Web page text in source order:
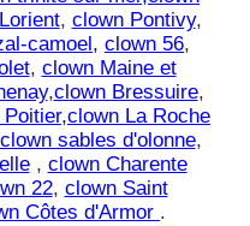
, clown Pontivy,
camoel, clown 56,
, clown Maine et
,clown Bressuire,
La Roche
clown sables d'olonne,
, clown Charente
22, clown Saint
Côtes d'Armor .